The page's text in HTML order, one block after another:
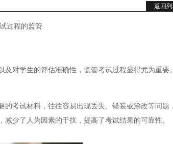
返回
过程的监管
对学生的评估准确性，监管考试过程显得尤为重要
考试材料，往往容易出现丢失、错装或涂改等问题
少了人为因素的干扰，提高了考试结果的可靠性。